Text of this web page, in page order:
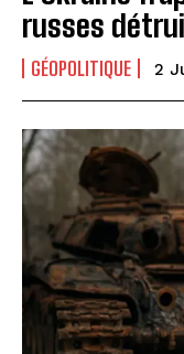
russes
GÉOPOLITIQUE 2